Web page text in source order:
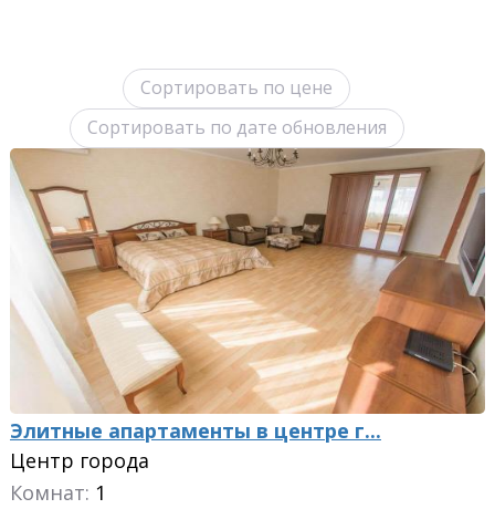
Сортировать по цене
Сортировать по дате обновления
Элитные апартаменты в центре г...
Центр города
Комнат: 1